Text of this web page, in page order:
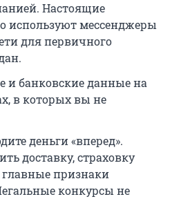
Настоящие
используют мессенджеры
для первичного
и банковские данные на
в которых вы не
деньги «вперед».
доставку, страховку
признаки
конкурсы не